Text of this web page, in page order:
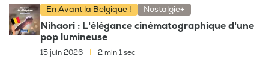
En Avant la Belgique ! Nostalgie+
Nihaori : L'élégance cinématographique d'une
pop lumineuse
15 juin 2026 2 min 1 sec